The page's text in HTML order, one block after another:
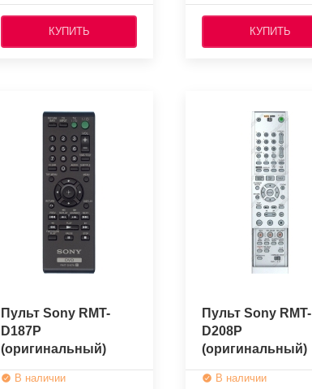
КУПИТЬ КУПИТЬ
Пульт Sony RMT-
D187P
(оригинальный)
В наличии
Пульт Sony RMT-
D208P
(оригинальный)
В наличии